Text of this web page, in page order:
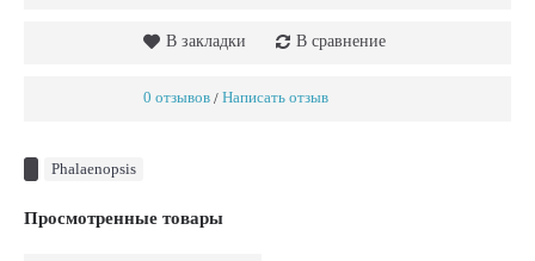
В закладки В сравнение
0 отзывов / Написать отзыв
Phalaenopsis
Просмотренные товары